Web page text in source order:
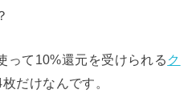
って10%還元を受けられる ク
だけなんです。